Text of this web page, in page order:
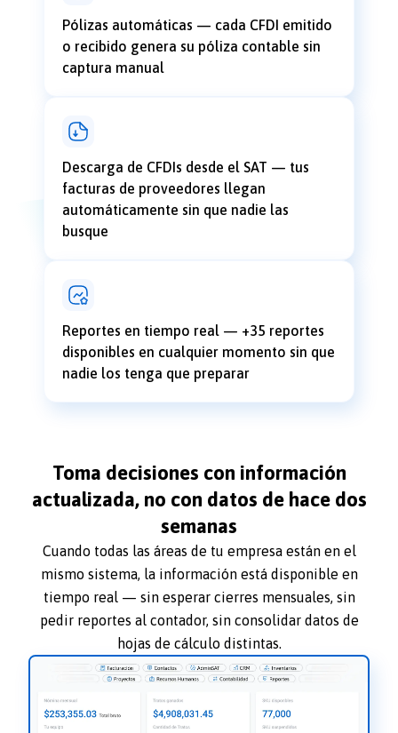
Pólizas automáticas — cada CFDI emitido
o recibido genera su póliza contable sin
captura manual
Descarga de CFDIs desde el SAT — tus
facturas de proveedores llegan
automáticamente sin que nadie las
busque
Reportes en tiempo real — +35 reportes
disponibles en cualquier momento sin que
nadie los tenga que preparar
Toma decisiones con información
actualizada, no con datos de hace dos
semanas
Cuando todas las áreas de tu empresa están en el
mismo sistema, la información está disponible en
tiempo real — sin esperar cierres mensuales, sin
pedir reportes al contador, sin consolidar datos de
hojas de cálculo distintas.